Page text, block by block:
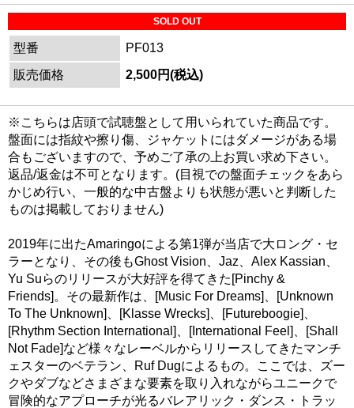
SOLD OUT
型番
PF013
販売価格
2,500円(税込)
※こちらは店頭で試聴盤として用いられていた商品です。
盤面には指紋や擦り傷、ジャケットにはダメージがある場
合もございますので、予めご了承の上お買い求め下さい。
返品/返金は不可となります。(目視での盤面チェックをあら
かじめ行い、一般的な中古盤よりも状態が悪いと判断した
ものは掲載しておりません)
2019年に出たAmaringoによる第1弾が当店で大ロング・セ
ラーとなり、その後もGhost Vision、Jaz、Alex Kassian、
Yu Suらのリリースが大好評を得てきた[Pinchy &
Friends]。その最新作は、[Music For Dreams]、[Unknown
To The Unknown]、[Klasse Wrecks]、[Futureboogie]、
[Rhythm Section International]、[International Feel]、[Shall
Not Fade]など様々なレーベルからリリースしてきたマンチ
ェスターのベテラン、Ruf Dugによるもの。ここでは、ズー
クやダブなどさまざまな要素を取り入れながらユニークで
冒険的なアプローチが光るバレアリック・ダンス・トラッ